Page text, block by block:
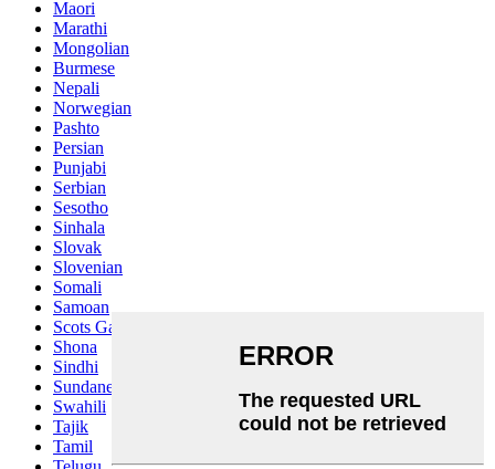
Maori
Marathi
Mongolian
Burmese
Nepali
Norwegian
Pashto
Persian
Punjabi
Serbian
Sesotho
Sinhala
Slovak
Slovenian
Somali
Samoan
Scots Gaelic
Shona
Sindhi
Sundanese
Swahili
Tajik
Tamil